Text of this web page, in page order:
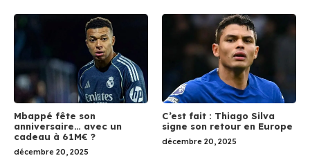
Mbappé fête son
anniversaire… avec un
cadeau à 61M€ ?
décembre 20, 2025
C’est fait : Thiago Silva
signe son retour en Europe
décembre 20, 2025